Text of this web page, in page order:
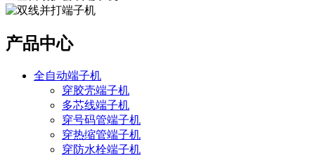
产品中心
全自动端子机
穿胶壳端子机
多芯线端子机
穿号码管端子机
穿热缩管端子机
穿防水栓端子机